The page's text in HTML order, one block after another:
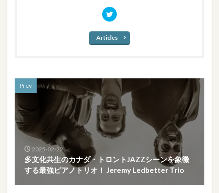
Articles
Prev
2025-02-22
多文化共生のカナダ・トロントJAZZシーンを象徴
する最強ピアノトリオ！ Jeremy Ledbetter Trio